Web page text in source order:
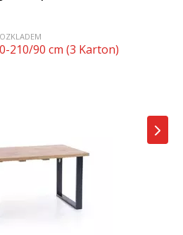
210/90 cm (3 Karton)